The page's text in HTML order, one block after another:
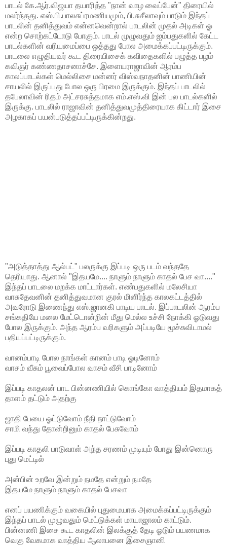
பாடல் கே.ஆர்.விஜயா தயாரித்த "நான் வாழ வைப்பேன்" திரையில்
மலர்ந்தது. எஸ்.பி.பாலசுப்ரமணியமும், பி.சுசீலாவும் பாடும் இந்தப்
பாடலின் தனித்துவம் என்னவென்றால் பாடலின் முதல் அடிகள் ஓ
என்ற சொற்கட்டோடு போகும். பாடல் முழுவதும் ஐம்பதுகளில் கேட்ட
பாடல்களின் வரியமைப்பை ஒத்தது போல அமைக்கப்பட்டிருக்கும்.
பாடலை எழுதியவர் கூட திரையிசைக் கவிதைகளில் பழுத்த பழம்
கவிஞர் கண்ணதாசனாச்சே. இளையராஜாவின் ஆரம்ப
காலப்பாடல்கள் மெல்லிசை மன்னர் விஸ்வநாதனின் பாணியின்
சாயலில் இருப்பது போல ஒரு பிரமை இருக்கும். இந்தப் பாடலில்
தபேலாவின் ரிதம் அட்சரசுத்தமாக எம்.எஸ்.வி இன் பல பாடல்களில்
இருக்கு. பாடலில் ராஜாவின் தனித்துவமுத்திரையாக கிட்டார் இசை
அழகாகப் பயன்படுத்தப்பட்டிருக்கின்றது.
"அடுத்தாத்து ஆல்பட்" பலருக்கு இப்படி ஒரு படம் வந்ததே
தெரியாது. ஆனால் "இதயமே.... நாளும் நாளும் காதல் பேச வா...."
இந்தப் பாடலை மறக்க மாட்டார்கள். எண்பதுகளில் மலேசியா
வாசுதேவனின் தனித்துவமான குரல் மிளிர்ந்த காலகட்டத்தில்
அவரோடு இணைந்து எஸ்.ஜானகி பாடிய பாடல். இப்பாடலின் ஆரம்ப
சங்கதியே மலை மேட்டொன்றின் மீது மெல்ல உச்சி நோக்கி ஓடுவது
போல இருக்கும். அந்த ஆரம்ப வரிகளும் அப்படியே மூச்சுவிடாமல்
பதியப்பட்டிருக்கும்.
வானம்பாடி போல நாங்கள் கானம் பாடி ஓடினோம்
வாசம் வீசும் பூவைப்போல வாசம் வீசி பாடினோம்
இப்படி காதலன் பாட பின்னணியில் கொங்கோ வாத்தியம் இதமாகத்
தாளம் தட்டும் அதற்கு
ஜாதி பேயை ஓட்டுவோம் நீதி நாட்டுவோம்
சாமி வந்து தோன்றினும் காதல் பேசுவோம்
இப்படி காதலி பாடுவாள் அந்த சரணம் முடியும் போது இன்னொரு
புது மெட்டில்
அன்பின் உறவே இன்றும் நமதே என்றும் நமதே
இதயமே நாளும் நாளும் காதல் பேசவா
எனப் பயணிக்கும் வகையில் புதுமையாக அமைக்கப்பட்டிருக்கும்
இந்தப் பாடல் முழுவதும் மெட்டுக்கள் மாயாஜாலம் காட்டும்.
பின்னணி இசை கூட காதலின் இலக்குத் தேடி ஓடும் பயணமாக
வெகு வேகமாக வாத்திய ஆலாபனை இசைஞானி